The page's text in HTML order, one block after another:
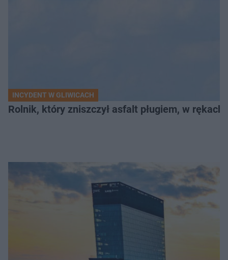
INCYDENT W GLIWICACH
Rolnik, który zniszczył asfalt pługiem, w